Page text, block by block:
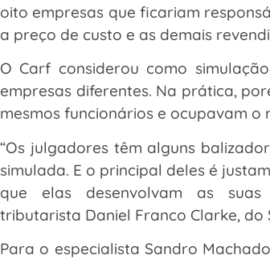
oito empresas que ficariam
a preço de custo e as demais
O Carf considerou como
empresas diferentes. Na prática,
mesmos funcionários e ocupavam o
“Os julgadores têm alguns
simulada. E o principal deles é
que elas desenvolvam as suas
tributarista Daniel Franco Clarke, do
Para o especialista Sandro